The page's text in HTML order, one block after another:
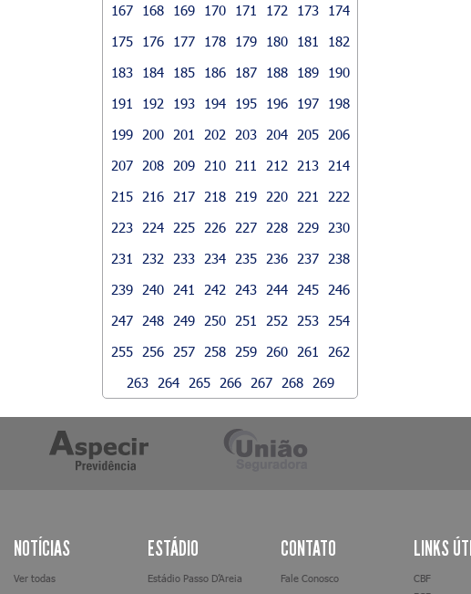
167
168 169 170 171 172 173
174
175
176 177 178 179 180 181
182
183
184 185 186 187 188 189
190
191
192 193 194 195 196 197
198
199
200 201 202 203 204 205
206
207
208 209 210 211 212 213
214
215
216 217 218 219 220 221
222
223
224 225 226 227 228 229
230
231
232 233 234 235 236 237
238
239
240 241 242 243 244 245
246
247
248 249 250 251 252 253
254
255
256 257 258 259 260 261
262
263
264 265 266 267 268 269
NOTÍCIAS
Ver todas
ESTÁDIO
Estádio Passo D’Areia
CONTATO
Fale Conosco
LINKS
CBF